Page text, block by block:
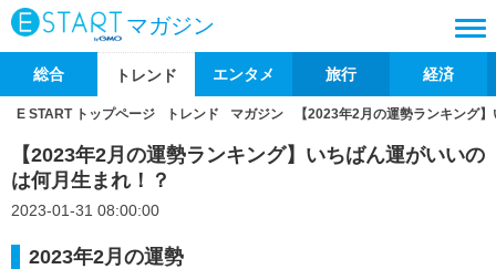
マガジン
総合 トレンド エンタメ 旅行 経済
E START トップページ トレンド マガジン 【2023年2月の運勢ランキング
【2023年2月の運勢ランキング】いちばん運がいいの
は何月生まれ！？
2023-01-31 08:00:00
2023年2月の運勢